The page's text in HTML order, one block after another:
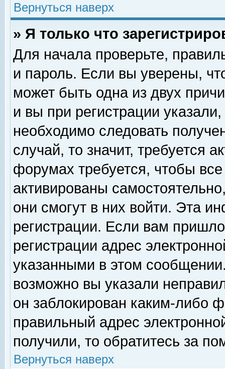
Вернуться наверх
» Я только что
Для начала проверьте,
и пароль. Если вы уверены,
может быть одна из двух
и вы при регистрации
необходимо следовать
случай, то значит, требуется
форумах требуется, чтобы
активированы
они смогут в них войти. Эта
регистрации. Если вам
регистрации адрес
указанными в этом
возможно вы указали
он заблокирован каким-либо
правильный адрес
получили, то обратитесь за
Вернуться наверх